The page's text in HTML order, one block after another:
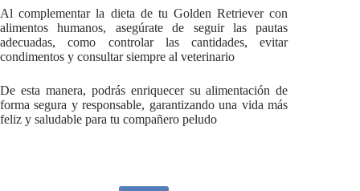
Al complementar la dieta de tu Golden Retriever con
alimentos humanos, asegúrate de seguir las pautas
adecuadas, como controlar las cantidades, evitar
condimentos y consultar siempre al veterinario
De esta manera, podrás enriquecer su alimentación de
forma segura y responsable, garantizando una vida más
feliz y saludable para tu compañero peludo